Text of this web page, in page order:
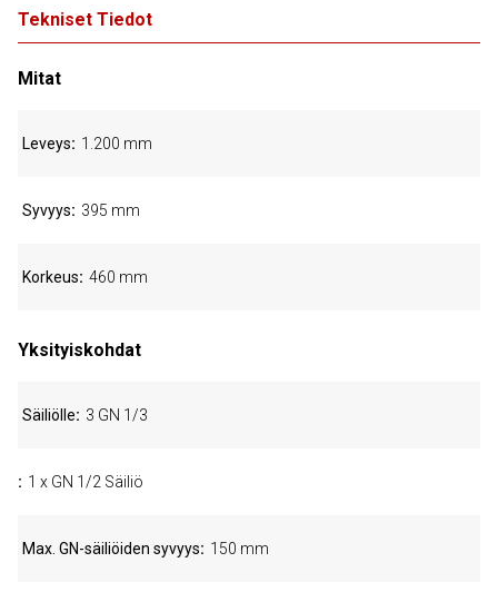
Tekniset Tiedot
Mitat
Leveys 1.200 mm
Syvyys 395 mm
Korkeus 460 mm
Yksityiskohdat
Säiliölle 3 GN 1/3
1 x GN 1/2 Säiliö
Max. GN-säiliöiden syvyys 150 mm